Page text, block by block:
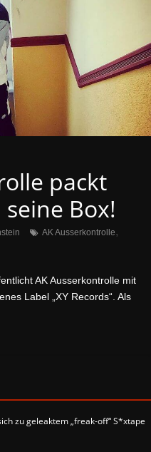
packt
Box!
AK Ausserkontrolle,
AK Ausserkontrolle mit
Label „XY Records“. Als
zu geleaktem „freak-off“ S*xtape